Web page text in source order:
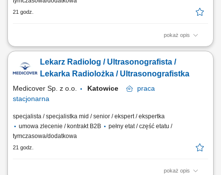
21 godz.
pokaż opis
Będziesz odpowiedzialny/-a za: wykonywanie i opis badań USG ​​
ekipy medycznej i stań się #bohaterem opieki zdrowotnej! Szukamy
Ciebie, jeśli​: ukończyłeś/-aś specjalizację lub jesteś w jej trakcie
Lekarz Radiolog / Ultrasonografista /
Lekarka Radiolożka / Ultrasonografistka
Medicover Sp. z o.o. Katowice
praca
stacjonarna
specjalista / specjalistka mid / senior / ekspert / ekspertka
umowa zlecenie / kontrakt B2B
pełny etat / część etatu /
tymczasowa/dodatkowa
21 godz.
pokaż opis